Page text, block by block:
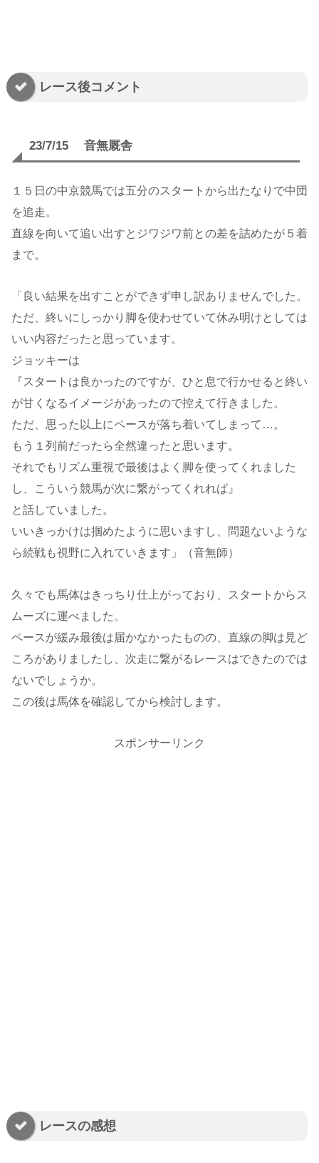
レース後コメント
23/7/15 音無厩舎
１５日の中京競馬では五分のスタートから出たなりで中団
を追走。
直線を向いて追い出すとジワジワ前との差を詰めたが５着
まで。
「良い結果を出すことができず申し訳ありませんでした。
ただ、終いにしっかり脚を使わせていて休み明けとしては
いい内容だったと思っています。
ジョッキーは
『スタートは良かったのですが、ひと息で行かせると終い
が甘くなるイメージがあったので控えて行きました。
ただ、思った以上にペースが落ち着いてしまって…。
もう１列前だったら全然違ったと思います。
それでもリズム重視で最後はよく脚を使ってくれました
し、こういう競馬が次に繋がってくれれば』
と話していました。
いいきっかけは掴めたように思いますし、問題ないような
ら続戦も視野に入れていきます」（音無師）
久々でも馬体はきっちり仕上がっており、スタートからス
ムーズに運べました。
ペースが緩み最後は届かなかったものの、直線の脚は見ど
ころがありましたし、次走に繋がるレースはできたのでは
ないでしょうか。
この後は馬体を確認してから検討します。
スポンサーリンク
レースの感想